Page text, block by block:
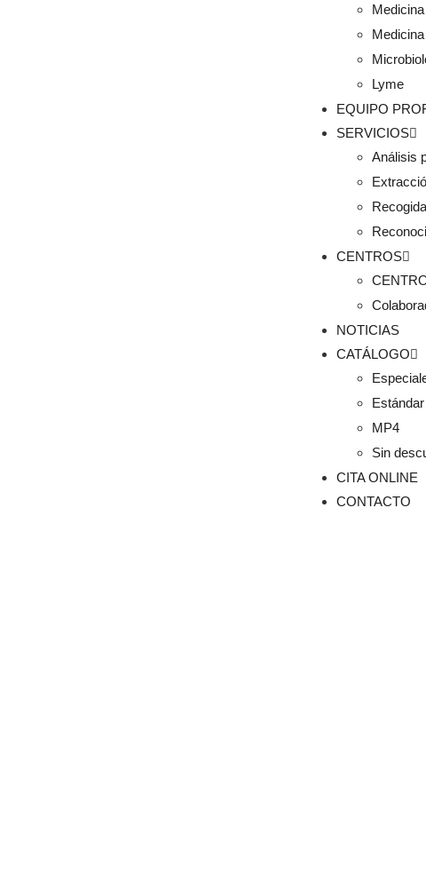
Lyme
EQUIPO
SERVICIOS
Análisis
CENTROS
NOTICIAS
CATÁLOGO
Estándar
MP4
Sin
CITA ONLINE
CONTACTO